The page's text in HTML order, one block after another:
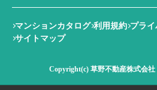
マンションカタログ 利用規約 プラ
サイトマップ
Copyright(c) 草野不動産株式会社